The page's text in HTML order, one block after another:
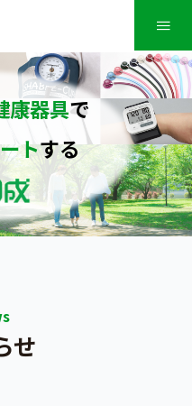
≡
康器具で
トする
せ